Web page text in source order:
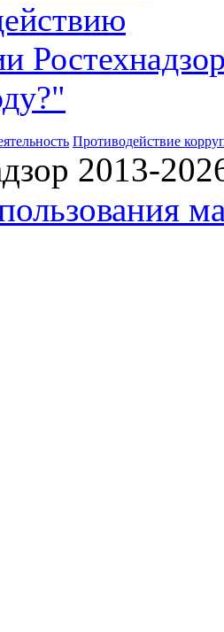
Противодействие
2013-